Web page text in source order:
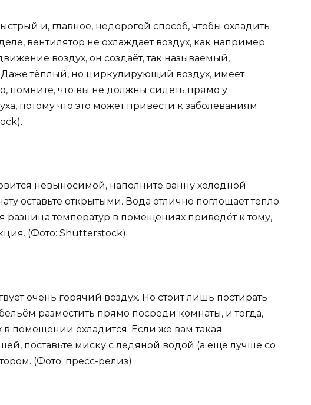
и, главное, недорогой способ, чтобы охладить
вентилятор не охлаждает воздух, как например
воздух, он создаёт, так называемый,
Даже тёплый, но циркулирующий воздух, имеет
помните, что вы не должны сидеть прямо у
потому что это может привести к заболеваниям
невыносимой, наполните ванну холодной
оставьте открытыми. Вода отлично поглощает тепло
разница температур в помещениях приведёт к тому,
(Фото: Shutterstock).
очень горячий воздух. Но стоит лишь постирать
разместить прямо посреди комнаты, и тогда,
помещении охладится. Если же вам такая
поставьте миску с ледяной водой (а ещё лучше со
(Фото: пресс-релиз).